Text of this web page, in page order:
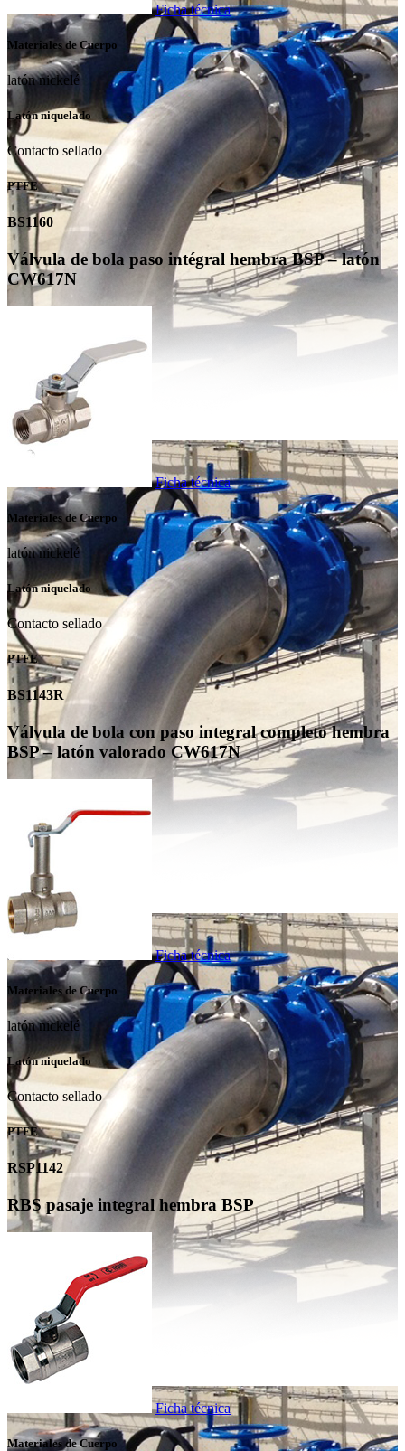
Ficha técnica
Materiales de Cuerpo
latón nickelé
Latón niquelado
Contacto sellado
PTFE
BS1160
Válvula de bola paso intégral hembra BSP – latón
CW617N
Ficha técnica
Materiales de Cuerpo
latón nickelé
Latón niquelado
Contacto sellado
PTFE
BS1143R
Válvula de bola con paso integral completo hembra
BSP – latón valorado CW617N
Ficha técnica
Materiales de Cuerpo
latón nickelé
Latón niquelado
Contacto sellado
PTFE
RSP1142
RBS pasaje integral hembra BSP
Ficha técnica
Materiales de Cuerpo